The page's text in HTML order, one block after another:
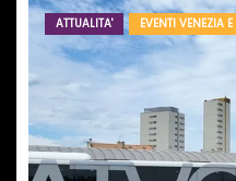
ATTUALITA' EVENTI VENEZIA